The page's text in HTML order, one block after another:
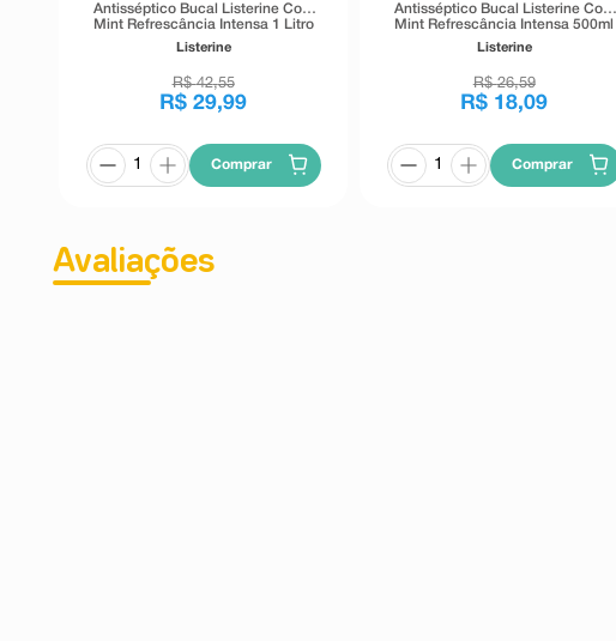
Antisséptico Bucal Listerine Cool
Mint Refrescância Intensa 1 Litro
Listerine
R$ 42,55
R$ 29,99
Comprar
Antisséptico Bucal Listerine Cool
Mint Refrescância Intensa 500ml
Listerine
R$ 26,59
R$ 18,09
Comprar
Avaliações